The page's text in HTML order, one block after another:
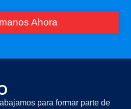
Ahora
para formar parte de